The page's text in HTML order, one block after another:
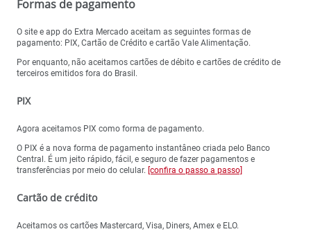
Formas de pagamento
O site e app do Extra Mercado aceitam as seguintes formas de
pagamento: PIX, Cartão de Crédito e cartão Vale Alimentação.
Por enquanto, não aceitamos cartões de débito e cartões de crédito de
terceiros emitidos fora do Brasil.
PIX
Agora aceitamos PIX como forma de pagamento.
O PIX é a nova forma de pagamento instantâneo criada pelo Banco
Central. É um jeito rápido, fácil, e seguro de fazer pagamentos e
transferências por meio do celular. [confira o passo a passo]
Cartão de crédito
Aceitamos os cartões Mastercard, Visa, Diners, Amex e ELO.